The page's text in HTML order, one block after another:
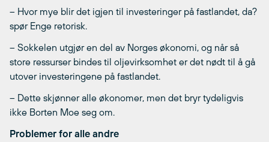
– Hvor mye blir det igjen til investeringer på fastlandet, da?
spør Enge retorisk.
– Sokkelen utgjør en del av Norges økonomi, og når så
store ressurser bindes til oljevirksomhet er det nødt til å gå
utover investeringene på fastlandet.
– Dette skjønner alle økonomer, men det bryr tydeligvis
ikke Borten Moe seg om.
Problemer for alle andre